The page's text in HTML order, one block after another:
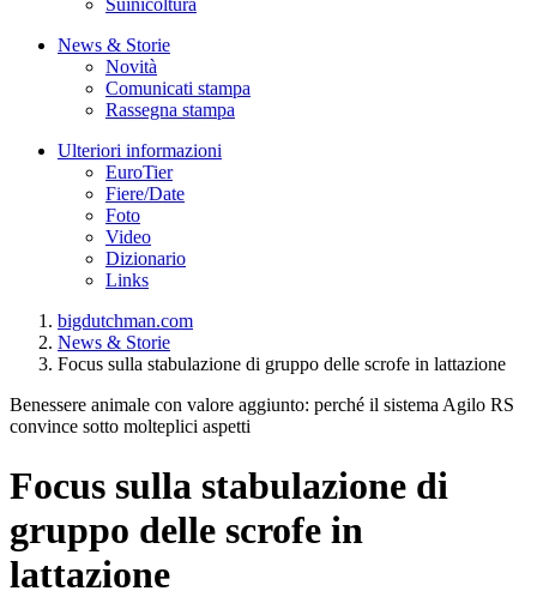
Suinicoltura
News & Storie
Novità
Comunicati stampa
Rassegna stampa
Ulteriori informazioni
EuroTier
Fiere/Date
Foto
Video
Dizionario
Links
bigdutchman.com
News & Storie
Focus sulla stabulazione di gruppo delle scrofe in lattazione
Benessere animale con valore aggiunto: perché il sistema Agilo RS
convince sotto molteplici aspetti
Focus sulla stabulazione di
gruppo delle scrofe in
lattazione